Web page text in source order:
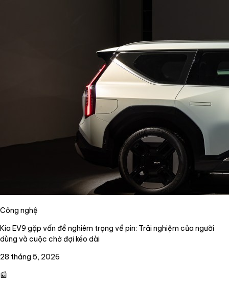
Công nghệ
Kia EV9 gặp vấn đề nghiêm trọng về pin: Trải nghiệm của người
dùng và cuộc chờ đợi kéo dài
28 tháng 5, 2026
📰